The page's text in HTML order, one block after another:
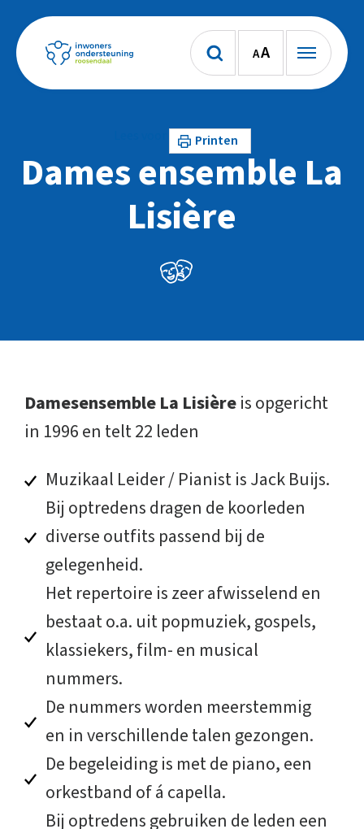
AA
Printen
Dames ensemble La
Lisière
Damesensemble La Lisièreis opgericht
in 1996 en telt 22 leden
Muzikaal Leider / Pianist is Jack Buijs.
Bij optredens dragen de koorleden
diverse outfits passend bij de
gelegenheid.
Het repertoire is zeer afwisselend en
bestaat o.a. uit popmuziek, gospels,
klassiekers, film- en musical
nummers.
De nummers worden meerstemmig
en in verschillende talen gezongen.
De begeleiding is met de piano, een
orkestband of á capella.
Bij optredens gebruiken de leden een